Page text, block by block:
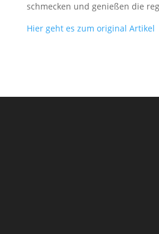
schmecken und genießen die
Hier geht es zum original Artikel